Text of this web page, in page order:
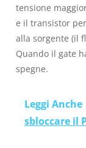
tensione
e il transistor
alla sorgente (il
Quando il gate
spegne.
Leggi Anche
sbloccare il